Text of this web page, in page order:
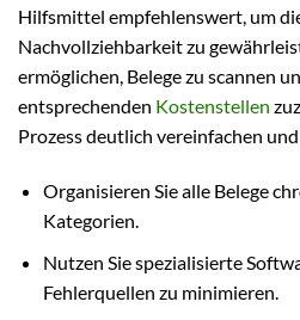
Hilfsmittel empfehlenswert, um
Nachvollziehbarkeit zu
ermöglichen, Belege zu scannen
entsprechenden Kostenstellen
Prozess deutlich vereinfachen
Organisieren Sie alle Belege
Kategorien.
Nutzen Sie spezialisierte
Fehlerquellen zu minimieren.